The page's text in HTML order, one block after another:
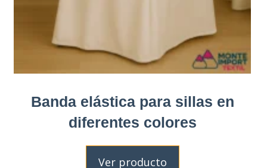
Banda elástica para sillas en
diferentes colores
Ver producto